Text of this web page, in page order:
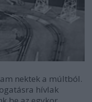
nektek a múltból.
hívlak